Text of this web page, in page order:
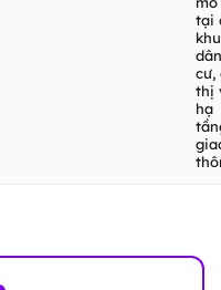
tại
khu
dân
cư,
thị
hạ